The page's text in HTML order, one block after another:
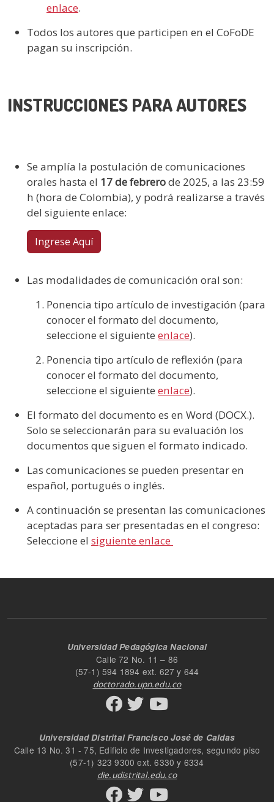
enlace.
Todos los autores que participen en el CoFoDE
pagan su inscripción.
INSTRUCCIONES PARA AUTORES
Se amplía la postulación de comunicaciones
orales hasta el 17 de febrerode 2025, a las 23:59
h (hora de Colombia), y podrá realizarse a través
del siguiente enlace:
Ingrese Aquí
Las modalidades de comunicación oral son:
Ponencia tipo artículo de investigación (para
conocer el formato del documento,
seleccione el siguienteenlace).
Ponencia tipo artículo de reflexión (para
conocer el formato del documento,
seleccione el siguienteenlace).
El formato del documento es en Word (DOCX.).
Solo se seleccionarán para su evaluación los
documentos que siguen el formato indicado.
Las comunicaciones se pueden presentar en
español, portugués o inglés.
A continuación se presentan las comunicaciones
aceptadas para ser presentadas en el congreso:
Seleccione el siguiente enlace
Universidad Pedagógica Nacional
Calle 72 No. 11 – 86
(57-1) 594 1894 ext. 627 y 644
doctorado.upn.edu.co
Universidad Distrital Francisco José de Caldas
Calle 13 No. 31 - 75, Edificio de Investigadores, segundo piso
(57-1) 323 9300 ext. 6330 y 6334
die.udistrital.edu.co